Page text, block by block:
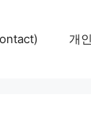
개